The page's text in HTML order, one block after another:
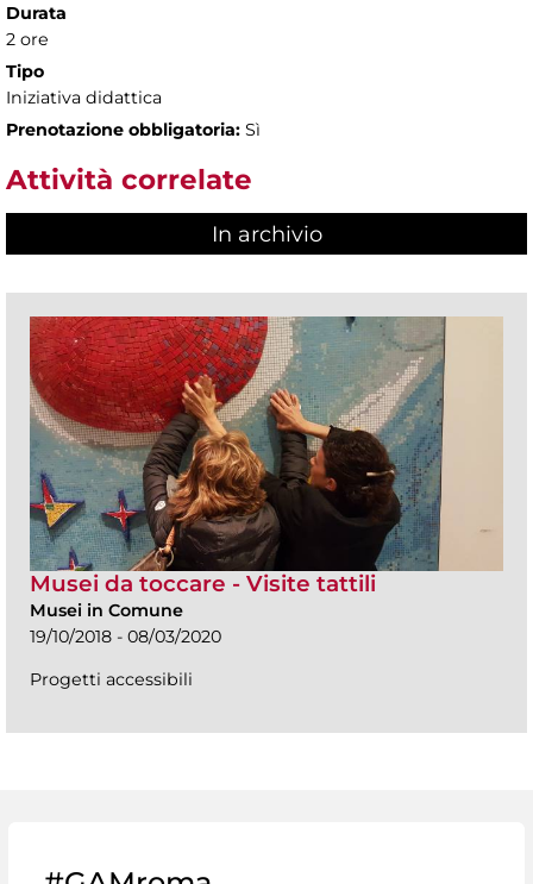
Durata
2 ore
Tipo
Iniziativa didattica
Prenotazione obbligatoria: Sì
Attività correlate
In archivio
Musei da toccare - Visite tattili
Musei in Comune
19/10/2018 - 08/03/2020
Progetti accessibili